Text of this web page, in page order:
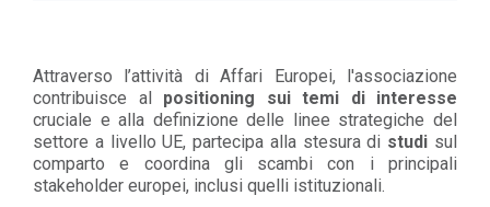
Attraverso l’attività di Affari Europei, l'associazione
contribuisce al positioning sui temi di interesse
cruciale e alla definizione delle linee strategiche del
settore a livello UE, partecipa alla stesura di studi sul
comparto e coordina gli scambi con i principali
stakeholder europei, inclusi quelli istituzionali.